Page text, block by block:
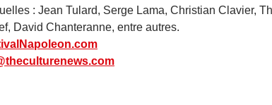
: Jean Tulard, Serge Lama, Christian Clavier,
David Chanteranne, entre autres.